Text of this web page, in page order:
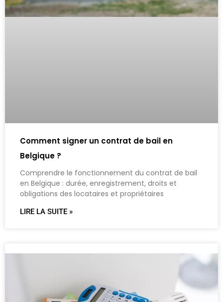
Comment signer un contrat de bail en
Belgique ?
Comprendre le fonctionnement du contrat de bail
en Belgique : durée, enregistrement, droits et
obligations des locataires et propriétaires
LIRE LA SUITE »